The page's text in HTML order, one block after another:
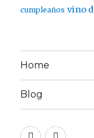
cumpleaños vino
Home
Blog
Twitter